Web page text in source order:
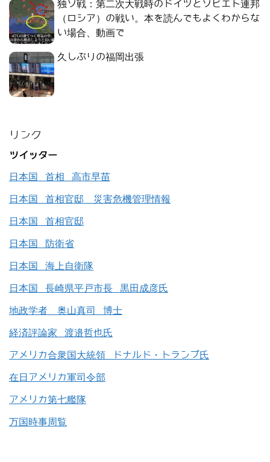
独ソ戦：第二次大戦時のドイツとソビエト連邦
（ロシア）の戦い。本を読んでもよくわからな
い場合、動画で
久しぶりの福岡出張
リンク
ツイッター
日本国 首相 高市早苗
日本国 首相官邸 災害危機管理情報
日本国 首相官邸
日本国 防衛省
日本国 海上自衛隊
日本国 長崎県平戸市長 黒田成彦氏
地政学者 奥山真司 博士
経済評論家 渡邉哲也氏
アメリカ合衆国大統領 ドナルド・トランプ氏
在日アメリカ軍司令部
アメリカ第七艦隊
万国時事周覧